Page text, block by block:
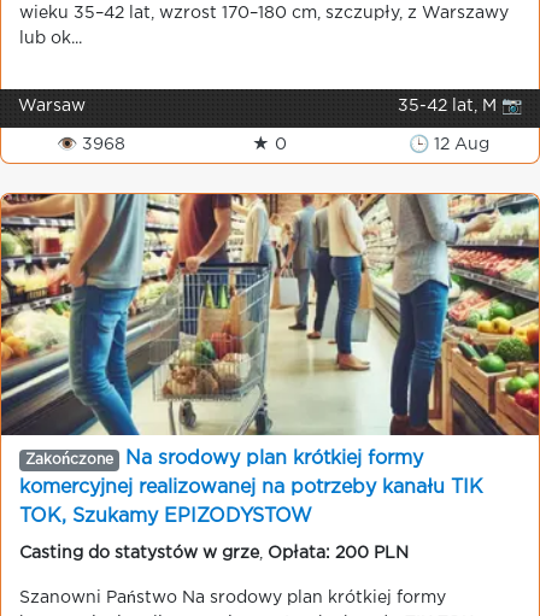
wieku 35–42 lat, wzrost 170–180 cm, szczupły, z Warszawy
lub ok...
Warsaw 35-42 lat, M 📷
👁 3968 ★ 0 🕒 12 Aug
Zakończone
Na srodowy plan krótkiej formy
komercyjnej realizowanej na potrzeby kanału TIK
TOK, Szukamy EPIZODYSTOW
Casting do statystów w grze, Opłata: 200 PLN
Szanowni Państwo Na srodowy plan krótkiej formy